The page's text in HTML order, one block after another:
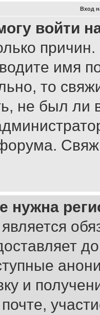
Вход
войти
имя
то
не был ли
нужна
является
и